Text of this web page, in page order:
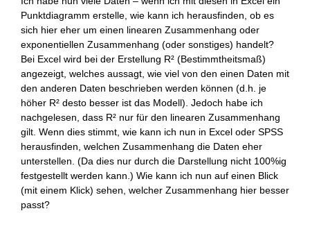
Punktdiagramm erstelle, wie kann ich herausfinden, ob es
sich hier eher um einen linearen Zusammenhang oder
exponentiellen Zusammenhang (oder sonstiges) handelt?
Bei Excel wird bei der Erstellung R² (Bestimmtheitsmaß)
angezeigt, welches aussagt, wie viel von den einen Daten mit
den anderen Daten beschrieben werden können (d.h. je
höher R² desto besser ist das Modell). Jedoch habe ich
nachgelesen, dass R² nur für den linearen Zusammenhang
gilt. Wenn dies stimmt, wie kann ich nun in Excel oder SPSS
herausfinden, welchen Zusammenhang die Daten eher
unterstellen. (Da dies nur durch die Darstellung nicht 100%ig
festgestellt werden kann.) Wie kann ich nun auf einen Blick
(mit einem Klick) sehen, welcher Zusammenhang hier besser
passt?